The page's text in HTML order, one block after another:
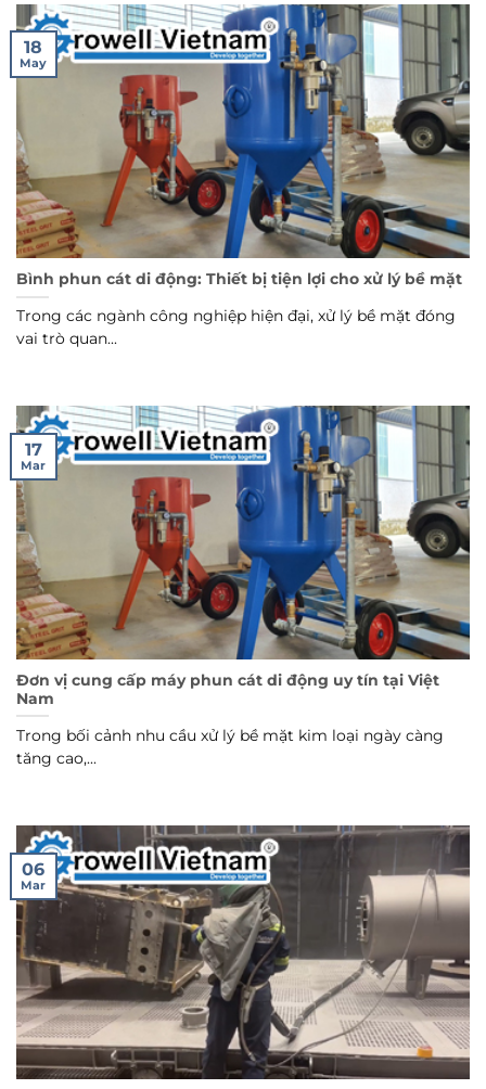
Bình phun cát di động: Thiết bị tiện lợi cho xử lý bề mặt
Trong các ngành công nghiệp hiện đại, xử lý bề mặt đóng
vai trò quan...
18
May
Đơn vị cung cấp máy phun cát di động uy tín tại Việt
Nam
Trong bối cảnh nhu cầu xử lý bề mặt kim loại ngày càng
tăng cao,...
17
Mar
06
Mar